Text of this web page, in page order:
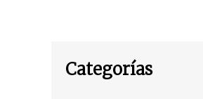
Categorías